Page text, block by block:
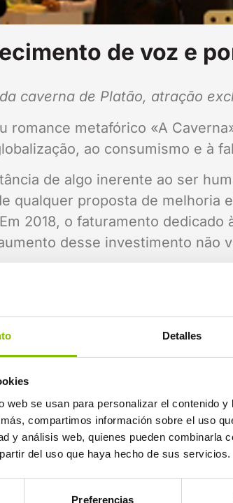
Detalles
web se usan para personalizar el contenido
compartimos información sobre el uso
y análisis web, quienes pueden combinarla
del uso que haya hecho de sus servicios.
Preferencias
de voz e
caverna de Platão, atração
romance metafórico «A
ao consumismo e à
de algo inerente ao ser
qualquer proposta de melhoria
2018, o faturamento
desse investimento não
a nível tecnológico, a
voz.
mais conhecidos e
nos sistemas de
o sistema de
indica, ele transcreve
A oportunidade perfeita
de audição.
é o IVR ou Resposta de Voz
de forma natural entre